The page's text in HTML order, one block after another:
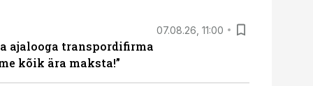
07.08.26, 11:00
ajalooga transpordifirma
kõik ära maksta!”